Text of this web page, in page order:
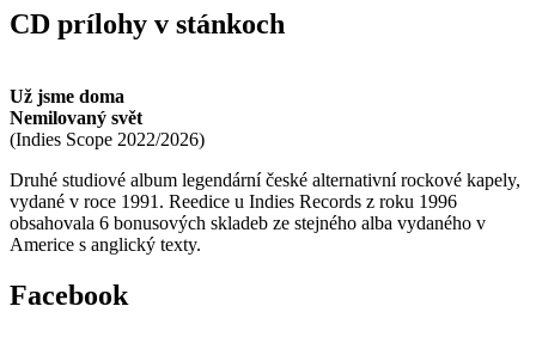
CD prílohy v stánkoch
Už jsme doma
Nemilovaný svět
(Indies Scope 2022/2026)
Druhé studiové album legendární české alternativní rockové kapely,
vydané v roce 1991. Reedice u Indies Records z roku 1996
obsahovala 6 bonusových skladeb ze stejného alba vydaného v
Americe s anglický texty.
Facebook